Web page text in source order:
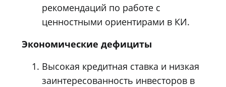
рекомендаций по работе с
ценностными ориентирами в КИ.
Экономические дефициты
Высокая кредитная ставка и низкая
заинтересованность инвесторов в